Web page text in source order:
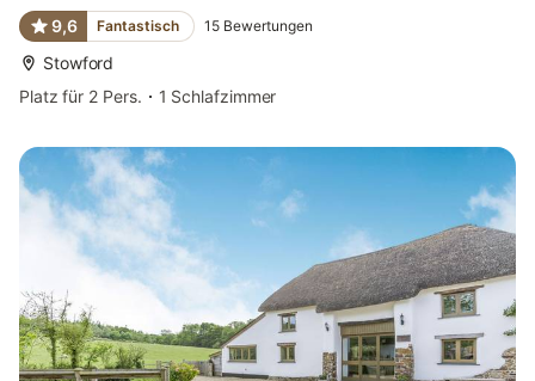
9,6 Fantastisch 15 Bewertungen
Stowford
Platz für 2 Pers.
1 Schlafzimmer